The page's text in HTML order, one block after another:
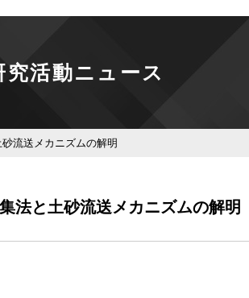
究活動ニュース
流送メカニズムの解明
法と土砂流送メカニズムの解明